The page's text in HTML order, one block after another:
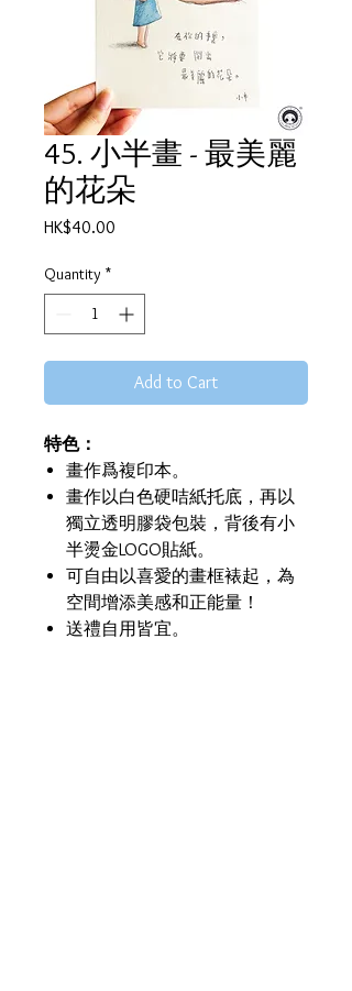
45. 小半畫 - 最美麗
的花朵
HK$40.00
Quantity *
Add to Cart
特色：
畫作爲複印本。
畫作以白色硬咭紙托底，再以
獨立透明膠袋包裝，背後有小
半燙金LOGO貼紙。
可自由以喜愛的畫框裱起，為
空間增添美感和正能量！
送禮自用皆宜。